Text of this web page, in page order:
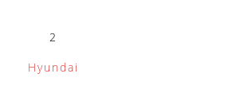
2
Hyundai